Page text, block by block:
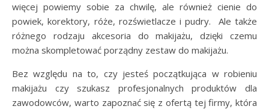
więcej powiemy sobie za chwilę, ale również cienie do
powiek, korektory, róże, rozświetlacze i pudry. Ale także
różnego rodzaju akcesoria do makijażu, dzięki czemu
można skompletować porządny zestaw do makijażu.
Bez względu na to, czy jesteś początkująca w robieniu
makijażu czy szukasz profesjonalnych produktów dla
zawodowców, warto zapoznać się z ofertą tej firmy, która